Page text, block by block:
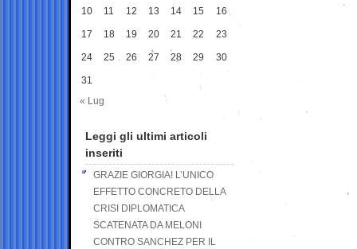
10 11 12 13 14 15 16
17 18 19 20 21 22 23
24 25 26 27 28 29 30
31
« Lug
Leggi gli ultimi articoli
inseriti
GRAZIE GIORGIA! L’UNICO
EFFETTO CONCRETO DELLA
CRISI DIPLOMATICA
SCATENATA DA MELONI
CONTRO SANCHEZ PER IL